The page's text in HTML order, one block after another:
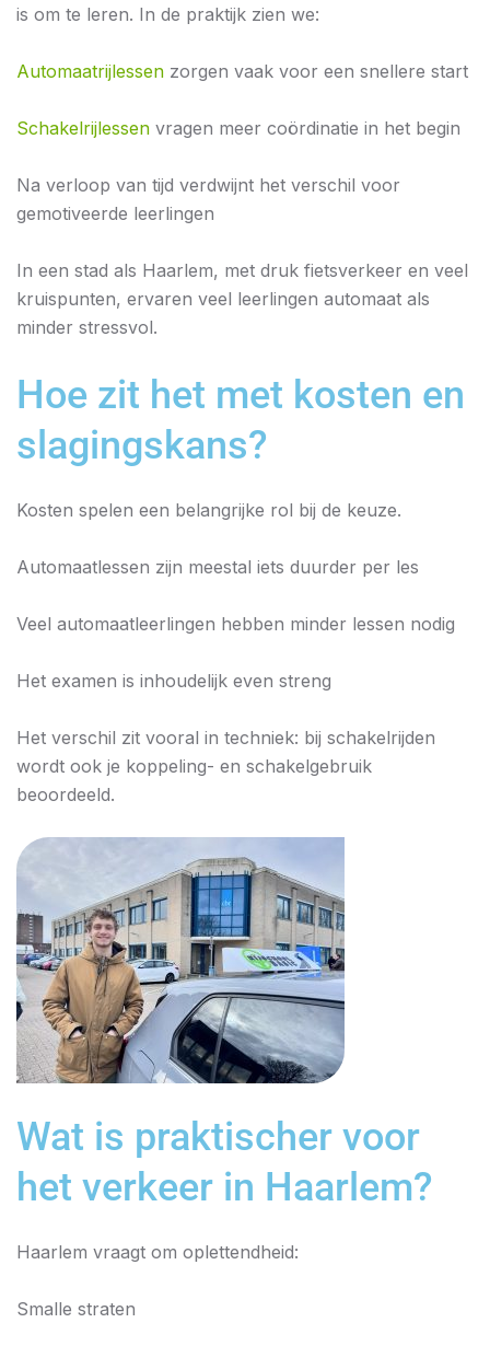
is om te leren. In de praktijk zien we:
Automaatrijlessen zorgen vaak voor een snellere start
Schakelrijlessen vragen meer coördinatie in het begin
Na verloop van tijd verdwijnt het verschil voor
gemotiveerde leerlingen
In een stad als Haarlem, met druk fietsverkeer en veel
kruispunten, ervaren veel leerlingen automaat als
minder stressvol.
Hoe zit het met kosten en
slagingskans?
Kosten spelen een belangrijke rol bij de keuze.
Automaatlessen zijn meestal iets duurder per les
Veel automaatleerlingen hebben minder lessen nodig
Het examen is inhoudelijk even streng
Het verschil zit vooral in techniek: bij schakelrijden
wordt ook je koppeling- en schakelgebruik
beoordeeld.
Wat is praktischer voor
het verkeer in Haarlem?
Haarlem vraagt om oplettendheid:
Smalle straten